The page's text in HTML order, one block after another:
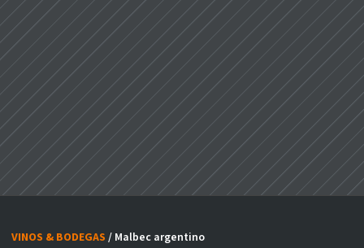
VINOS & BODEGAS / Malbec argentino